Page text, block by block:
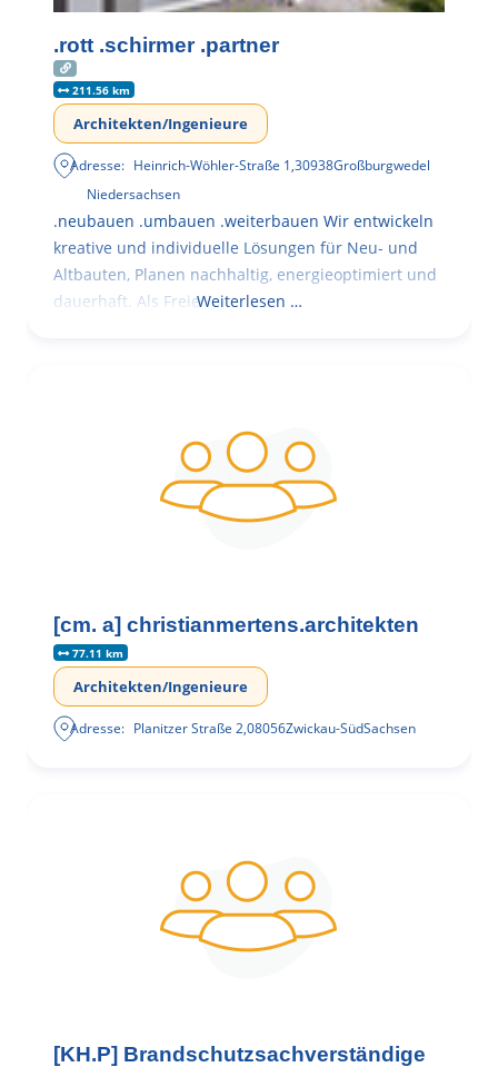
.rott .schirmer .partner
211.56 km
Architekten/Ingenieure
Adresse: Heinrich-Wöhler-Straße 1,30938Großburgwedel
Niedersachsen
.neubauen .umbauen .weiterbauen Wir entwickeln
kreative und individuelle Lösungen für Neu- und
Altbauten, Planen nachhaltig, energieoptimiert und
dauerhaft. Als FreieWeiterlesen …
[cm. a] christianmertens.architekten
77.11 km
Architekten/Ingenieure
Adresse: Planitzer Straße 2,08056Zwickau-SüdSachsen
[KH.P] Brandschutzsachverständige